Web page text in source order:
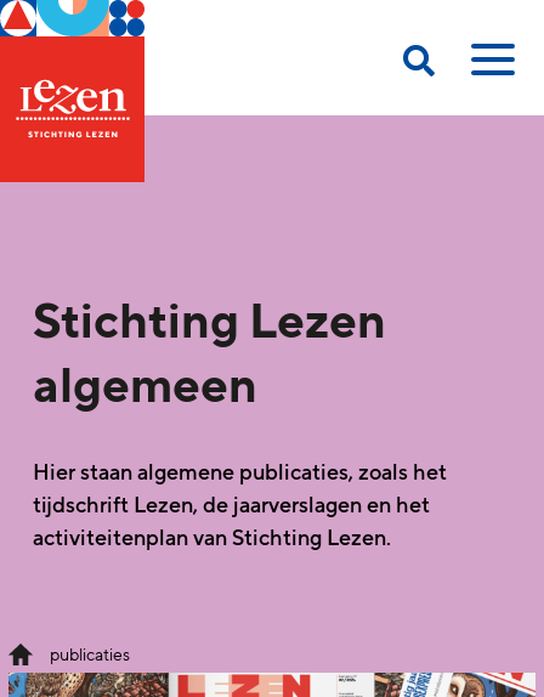
Stichting Lezen
algemeen
Hier staan algemene publicaties, zoals het
tijdschrift Lezen, de jaarverslagen en het
activiteitenplan van Stichting Lezen.
publicaties